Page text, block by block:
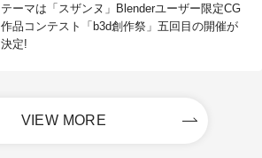
テーマは「スザンヌ」Blenderユーザー限定CG
作品コンテスト「b3d創作祭」五回目の開催が
決定!
VIEW MORE